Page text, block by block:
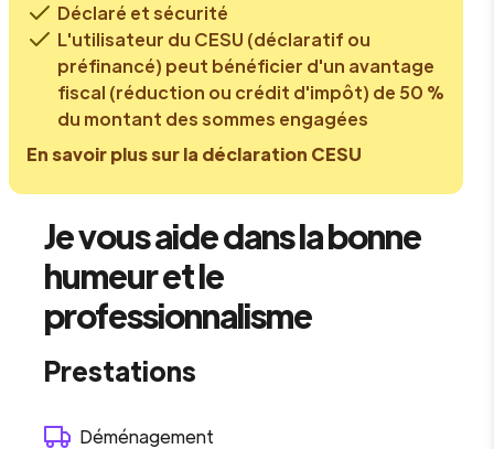
Déclaré et sécurité
L'utilisateur du CESU (déclaratif ou
préfinancé) peut bénéficier d'un avantage
fiscal (réduction ou crédit d'impôt) de 50 %
du montant des sommes engagées
En savoir plus sur la déclaration CESU
Je vous aide dans la bonne
humeur et le
professionnalisme
Prestations
Déménagement